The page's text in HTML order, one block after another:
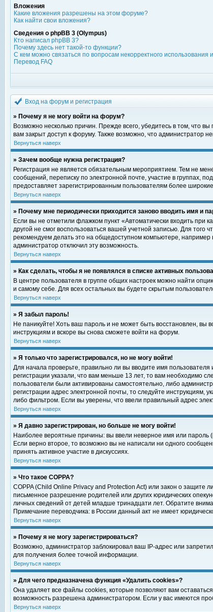
Вложения
Какие вложения разрешены на этом форуме?
Как найти свои вложения?
Сведения о phpBB 3 (Olympus)
Кто написал phpBB 3?
Почему здесь нет такой-то функции?
С кем можно связаться по вопросам некорректного
Перевод FAQ
Вход на форум и регистрация
» Почему я не могу войти на форум?
Возможно несколько причин. Прежде всего, убедитесь в том, что
вам закрыт доступ к форуму. Также возможно, что администратор
Вернуться наверх
» Зачем вообще нужна регистрация?
Регистрация не является обязательным мероприятием. Тем не
сообщений, переписку по электронной почте, участие в группах,
предоставляет зарегистрированным пользователям более
Вернуться наверх
» Почему мне периодически приходится заново вводить имя и
Если вы не отметили флажком пункт «Автоматически входить при
другой не смог воспользоваться вашей учетной записью. Для
рекомендуем делать это на общедоступном компьютере, например
администратор отключил эту возможность.
Вернуться наверх
» Как сделать, чтобы я не появлялся в списке активных
В центре пользователя в группе общих настроек можно найти
и самому себе. Для всех остальных вы будете скрытым
Вернуться наверх
» Я забыл пароль!
Не паникуйте! Хоть ваш пароль и не может быть восстановлен, вы
инструкциям и вскоре вы снова сможете войти на форум.
Вернуться наверх
» Я только что зарегистрировался, но не могу войти!
Для начала проверьте, правильно ли вы вводите имя
регистрации указали, что вам меньше 13 лет, то вам необходимо
пользователи были активированы самостоятельно, либо
регистрации адрес электронной почты, то следуйте
либо фильтром. Если вы уверены, что ввели правильный адрес
Вернуться наверх
» Я давно зарегистрирован, но больше не могу войти!
Наиболее вероятные причины: вы ввели неверное имя или пароль
Если верно второе, то возможно вы не написали ни одного
принять активное участие в дискуссиях.
Вернуться наверх
» Что такое COPPA?
COPPA (Child Online Privacy and Protection Act) или закон о
письменное разрешение родителей или других юридических
личных сведений от детей младше тринадцати лет. Обратите
Примечание переводчика: в России данный акт не имеет
Вернуться наверх
» Почему я не могу зарегистрироваться?
Возможно, администратор заблокировал ваш IP-адрес или
для получения более точной информации.
Вернуться наверх
» Для чего предназначена функция «Удалить cookies»?
Она удаляет все файлы cookies, которые позволяют вам
возможность разрешена администратором. Если у вас имеются
Вернуться наверх